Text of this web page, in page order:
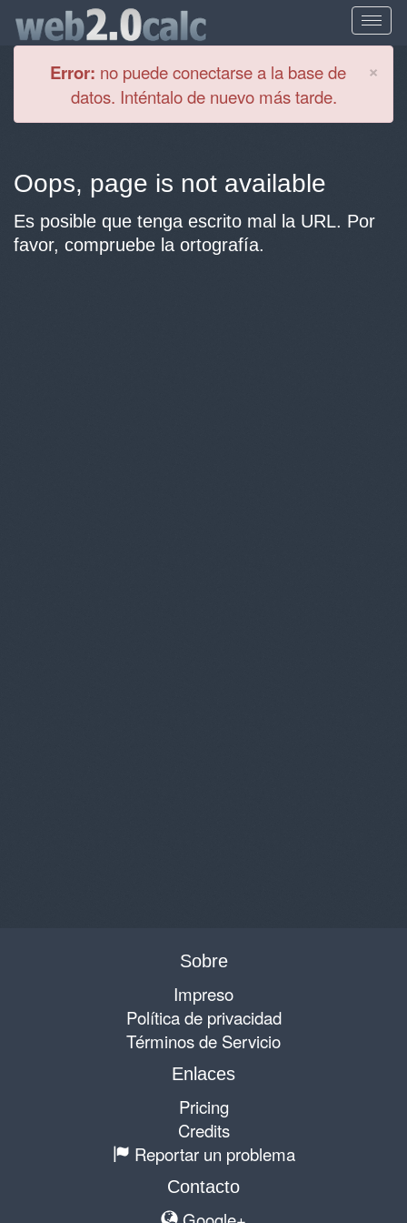
×
Error: no puede conectarse a la base de
datos. Inténtalo de nuevo más tarde.
Oops, page is not available
Es posible que tenga escrito mal la URL. Por
favor, compruebe la ortografía.
Sobre
Impreso
Política de privacidad
Términos de Servicio
Enlaces
Pricing
Credits
Reportar un problema
Contacto